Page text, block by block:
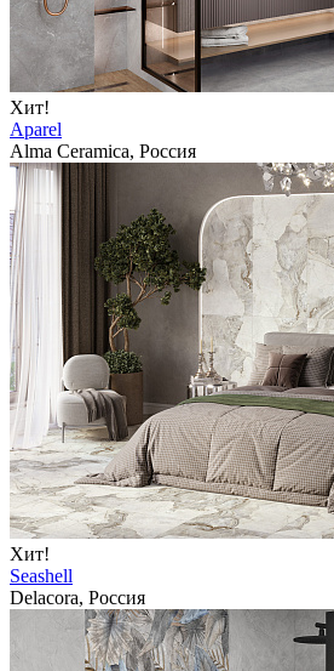
Хит!
Aparel
Alma Ceramica, Россия
Хит!
Seashell
Delacora, Россия